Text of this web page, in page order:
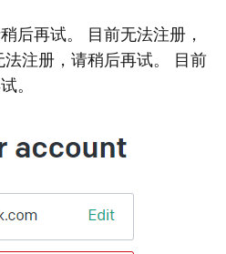
后再试。 目前无法注册，
注册，请稍后再试。 目前
。